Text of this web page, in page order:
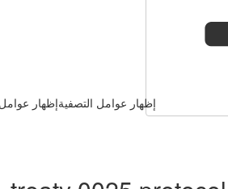
إظهار عوامل التصفيةإظهار